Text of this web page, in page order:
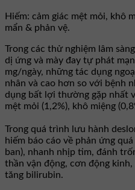
Hiếm: cảm giác mệt mỏi, khô
mẩn & phản vệ.
Trong các thử nghiệm lâm
dị ứng và mày đay tự phát
mg/ngày, những tác dụng
nhân và cao hơn so với bệnh
dụng bất lợi thường gặp nhất
mệt mỏi (1,2%), khô miệng
Trong quá trình lưu hành
hiếm báo cáo về phản ứng
ban), nhanh nhịp tim, đánh
thần vận động, cơn động kinh,
tăng bilirubin.